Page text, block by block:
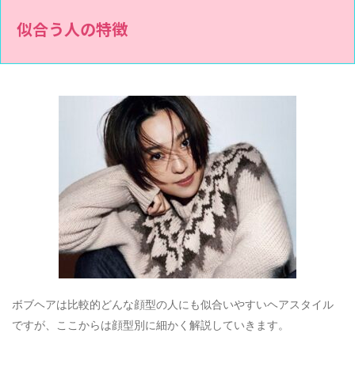
似合う人の特徴
ボブヘアは比較的どんな顔型の人にも似合いやすいヘアスタイル
ですが、ここからは顔型別に細かく解説していきます。